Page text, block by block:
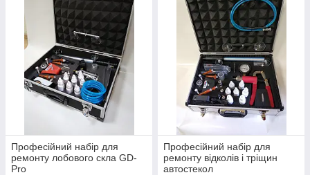
Професійний набір для
ремонту лобового скла GD-
Pro
Професійний набір для
ремонту відколів і тріщин
автостекол